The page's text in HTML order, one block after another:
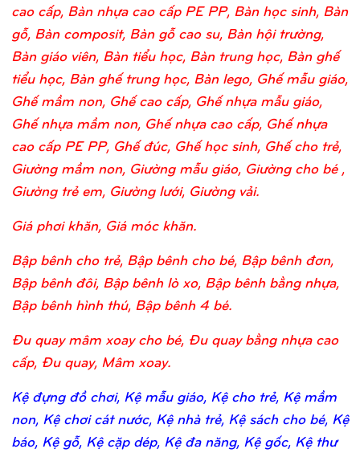
cao cấp, Bàn nhựa cao cấp PE PP, Bàn học sinh, Bàn
gỗ, Bàn composit, Bàn gỗ cao su, Bàn hội trường,
Bàn giáo viên, Bàn tiểu học, Bàn trung học, Bàn ghế
tiểu học, Bàn ghế trung học, Bàn lego, Ghế mẫu giáo,
Ghế mầm non, Ghế cao cấp, Ghế nhựa mẫu giáo,
Ghế nhựa mầm non, Ghế nhựa cao cấp, Ghế nhựa
cao cấp PE PP, Ghế đúc, Ghế học sinh, Ghế cho trẻ,
Giường mầm non, Giường mẫu giáo, Giường cho bé ,
Giường trẻ em, Giường lưới, Giường vải.
Giá phơi khăn, Giá móc khăn.
Bập bênh cho trẻ, Bập bênh cho bé, Bập bênh đơn,
Bập bênh đôi, Bập bênh lò xo, Bập bênh bằng nhựa,
Bập bênh hình thú, Bập bênh 4 bé.
Đu quay mâm xoay cho bé, Đu quay bằng nhựa cao
cấp, Đu quay, Mâm xoay.
Kệ đựng đồ chơi, Kệ mẫu giáo, Kệ cho trẻ, Kệ mầm
non, Kệ chơi cát nước, Kệ nhà trẻ, Kệ sách cho bé, Kệ
báo, Kệ gỗ, Kệ cặp dép, Kệ đa năng, Kệ gốc, Kệ thư